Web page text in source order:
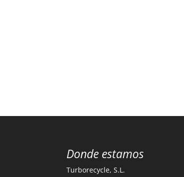
Donde estamos
Turborecycle, S.L.